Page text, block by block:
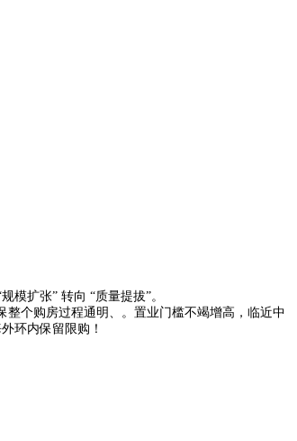
模扩张” 转向 “质量提拔”。
个购房过程通明、。置业门槛不竭增高，临近中
环内保留限购！